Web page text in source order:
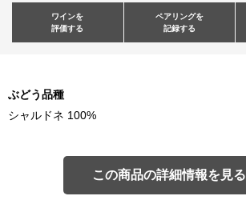
ワインを
評価する
ペアリングを
記録する
ぶどう品種
シャルドネ 100%
この商品の詳細情報を見る